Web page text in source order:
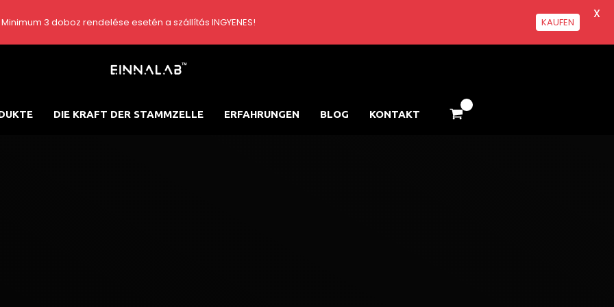
DIE KRAFT DER STAMMZELLE ERFAHRUNGEN BLOG KONTAKT
Minimum 3 doboz rendelése esetén a szállítás INGYENES! KAUFEN
X